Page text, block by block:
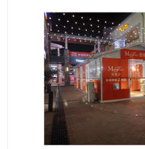
活动策划
kt板制作
背景板搭建
龙门架搭建
灯光音响租赁